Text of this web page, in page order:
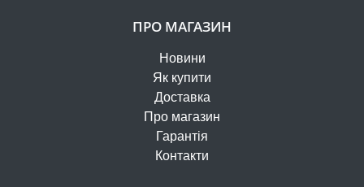
ПРО МАГАЗИН
Новини
Як купити
Доставка
Про магазин
Гарантія
Контакти